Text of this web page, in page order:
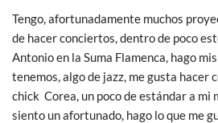
Tengo, afortunadamente muchos
de hacer conciertos, dentro de poco
Antonio en la Suma Flamenca, hago
tenemos, algo de jazz, me gusta hacer
chick Corea, un poco de estándar a mi
siento un afortunado, hago lo que me